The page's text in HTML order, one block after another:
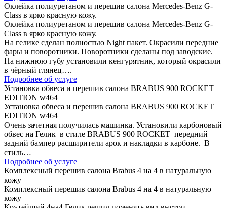
Оклейка полиуретаном и перешив салона Mercedes-Benz G-
Class в ярко красную кожу.
Оклейка полиуретаном и перешив салона Mercedes-Benz G-
Class в ярко красную кожу.
На гелике сделан полностью Night пакет. Окрасили передние
фары и поворотники. Поворотники сделаны под заводские.
На нижнюю губу установили кенгурятник, который окрасили
в чёрный глянец….
Подробнее об услуге
Установка обвеса и перешив салона BRABUS 900 ROCKET
EDITION w464
Установка обвеса и перешив салона BRABUS 900 ROCKET
EDITION w464
Очень зачетная получилась машинка. Установили карбоновый
обвес на Гелик в стиле BRABUS 900 ROCKET передний
задний бампер расширители арок и накладки в карбоне. В
стиль…
Подробнее об услуге
Комплексный перешив салона Brabus 4 на 4 в натуральную
кожу
Комплексный перешив салона Brabus 4 на 4 в натуральную
кожу